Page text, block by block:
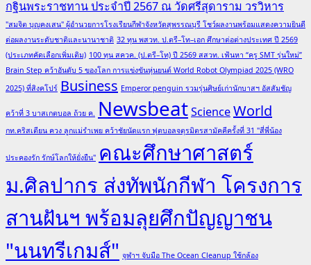
กฐินพระราชทาน ประจำปี 2567 ณ วัดศรีสุดาราม วรวิหาร
"สมจิต บุญคงเสน" ผู้อำนวยการโรงเรียนกีฬาจังหวัดสุพรรณบุรี โชว์ผลงานพร้อมแสดงความยินดี
ต่อผลงานระดับชาติและนานาชาติ 32 ทุน พสวท. ป.ตรี–โท–เอก ศึกษาต่อต่างประเทศ ปี 2569
(ประเภทคัดเลือกเพิ่มเติม) 100 ทุน สควค. (ป.ตรี–โท) ปี 2569 สสวท. เฟ้นหา “ครู SMT รุ่นใหม่”
Brain Step คว้าอันดับ 5 ของโลก การแข่งขันหุ่นยนต์ World Robot Olympiad 2025 (WRO
2025) ที่สิงคโปร์ Business Emperor penguin รวมรุ่นศิษย์เก่านักบาสฯ อัสสัมชัญ
คว้าที่ 3 บาสเกตบอล ถ้วย ค. NewsbeatScienceWorld
กท.คริสเตียน ควง ลูกแม่รำเพย คว้าชัยนัดแรก ฟุตบอลจตุรมิตรสามัคคีครั้งที่ 31 "สี่พี่น้อง
ประคองรัก รักษ์โลกให้ยั่งยืน" คณะศึกษาศาสตร์
ม.ศิลปากร ส่งทัพนักกีฬา โครงการ
สานฝันฯ พร้อมลุยศึกปัญญาชน
"นนทรีเกมส์" จุฬาฯ จับมือ The Ocean Cleanup ใช้กล้อง